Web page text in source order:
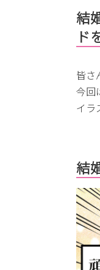
結
ド
皆さ
今回
イラ
結